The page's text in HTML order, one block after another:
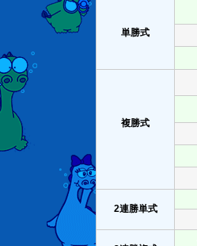
単勝式
複勝式
2連勝単式